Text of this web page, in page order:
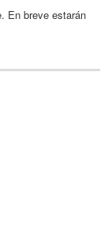
En breve estarán